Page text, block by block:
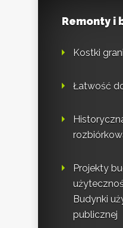
Remonty i
Kostki
Łatwość
Projekty
Budynki
publicznej